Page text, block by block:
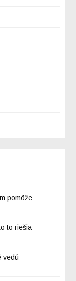
pomôže
to riešia
vedú